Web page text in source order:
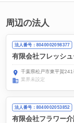
周辺の法人
法人番号：8040002098377
有限会社フレッシ
千葉県松戸市東平賀241
業界未設定
法人番号：8040002053852
有限会社フラワー